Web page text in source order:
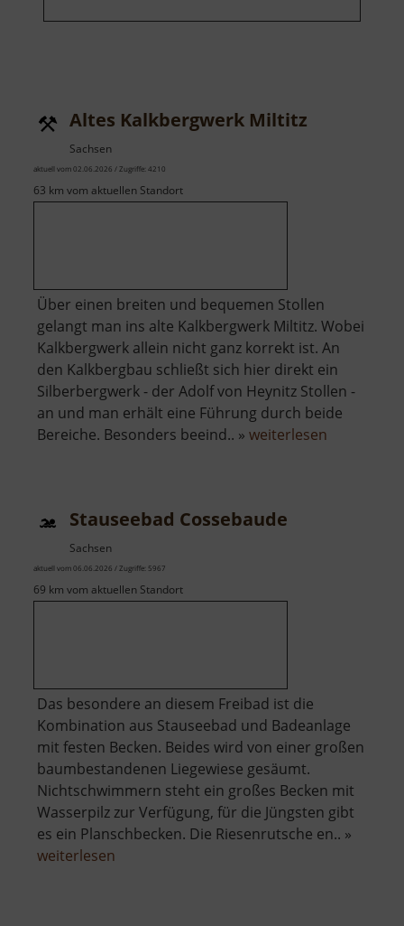
Altes Kalkbergwerk Miltitz
Sachsen
aktuell vom 02.06.2026 / Zugriffe: 4210
63 km vom aktuellen Standort
Über einen breiten und bequemen Stollen
gelangt man ins alte Kalkbergwerk Miltitz. Wobei
Kalkbergwerk allein nicht ganz korrekt ist. An
den Kalkbergbau schließt sich hier direkt ein
Silberbergwerk - der Adolf von Heynitz Stollen -
an und man erhält eine Führung durch beide
Bereiche. Besonders beeind.. » weiterlesen
Stauseebad Cossebaude
Sachsen
aktuell vom 06.06.2026 / Zugriffe: 5967
69 km vom aktuellen Standort
Das besondere an diesem Freibad ist die
Kombination aus Stauseebad und Badeanlage
mit festen Becken. Beides wird von einer großen
baumbestandenen Liegewiese gesäumt.
Nichtschwimmern steht ein großes Becken mit
Wasserpilz zur Verfügung, für die Jüngsten gibt
es ein Planschbecken. Die Riesenrutsche en.. »
weiterlesen